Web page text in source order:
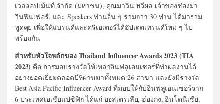
เวลลอปเม้นท์ จำกัด (มหาชน), คุณมาวิน ทวีผล เจ้าของช่องมา
วินฟินเฟ่อร์, และ Speakers ท่านอื่น ๆ รวมกว่า 30 ท่าน ได้มาร่วม
พูดคุย เพื่อให้แบรนด์และครีเอเตอร์ได้อัปเดตเทรนด์ใหม่ ๆ ไป
พร้อมกัน
สำหรับหัวใจหลักของ Thailand Influencer Awards 2023 (TIA
2023) คือ การมอบรางวัลให้เหล่าอินฟลูเอนเซอร์ที่ทำผลงานได้
อย่างยอดเยี่ยมตลอดปีที่ผ่านมาทั้งหมด 26 สาขา และยังมีรางวัล
Best Asia Pacific Influencer Award ที่มอบให้กับอินฟลูเอนเซอร์จาก
6 ประเทศเอเชียแปซิฟิก ได้แก่ ออสเตรเลีย, ฮ่องกง, อินโดนีเซีย,